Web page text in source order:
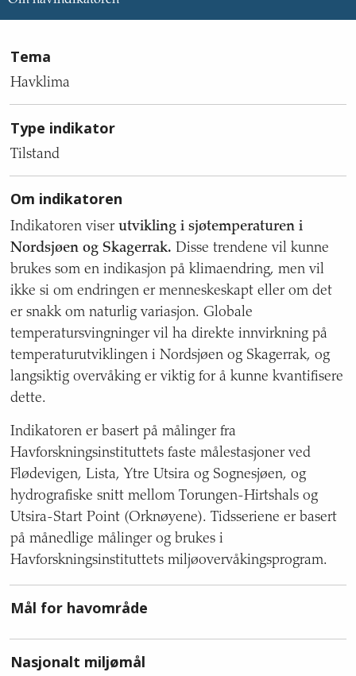
om
indikatoren,
om
tema,
type
indikator,
om
mål
for
havområde,
nasjonalt
miljømål,
geografisk
dekning,
kvalitet
og
usikkerhet,
status
sist
oppdatert,
oppdatering,
ansvarlig
etat,
forfattere,
kontaktinformasjon,
datasett
hvem
rapporteres
Tema
Havklima
Type indikator
Tilstand
Om indikatoren
Indikatoren viser utvikling i sjøtemperaturen i
Nordsjøen og Skagerrak. Disse trendene vil kunne
brukes som en indikasjon på klimaendring, men vil
ikke si om endringen er menneskeskapt eller om det
er snakk om naturlig variasjon. Globale
temperatursvingninger vil ha direkte innvirkning på
temperaturutviklingen i Nordsjøen og Skagerrak, og
langsiktig overvåking er viktig for å kunne kvantifisere
dette.
Indikatoren er basert på målinger fra
Havforskningsinstituttets faste målestasjoner ved
Flødevigen, Lista, Ytre Utsira og Sognesjøen, og
hydrografiske snitt mellom Torungen-Hirtshals og
Utsira-Start Point (Orknøyene). Tidsseriene er basert
på månedlige målinger og brukes i
Havforskningsinstituttets miljøovervåkingsprogram.
Mål for havområde
Nasjonalt miljømål